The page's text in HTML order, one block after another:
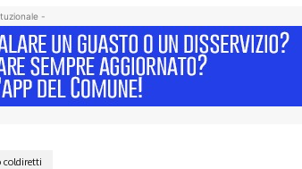
-
coldiretti